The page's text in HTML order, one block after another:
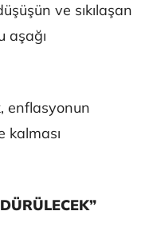
ve sıkılaşan
aşağı
enflasyonun
kalması